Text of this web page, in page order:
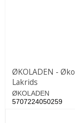
ØKOLADEN -
Lakrids
ØKOLADEN
5707224050259